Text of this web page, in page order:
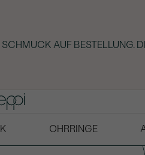
AUF BESTELLUNG.
OHRRINGE